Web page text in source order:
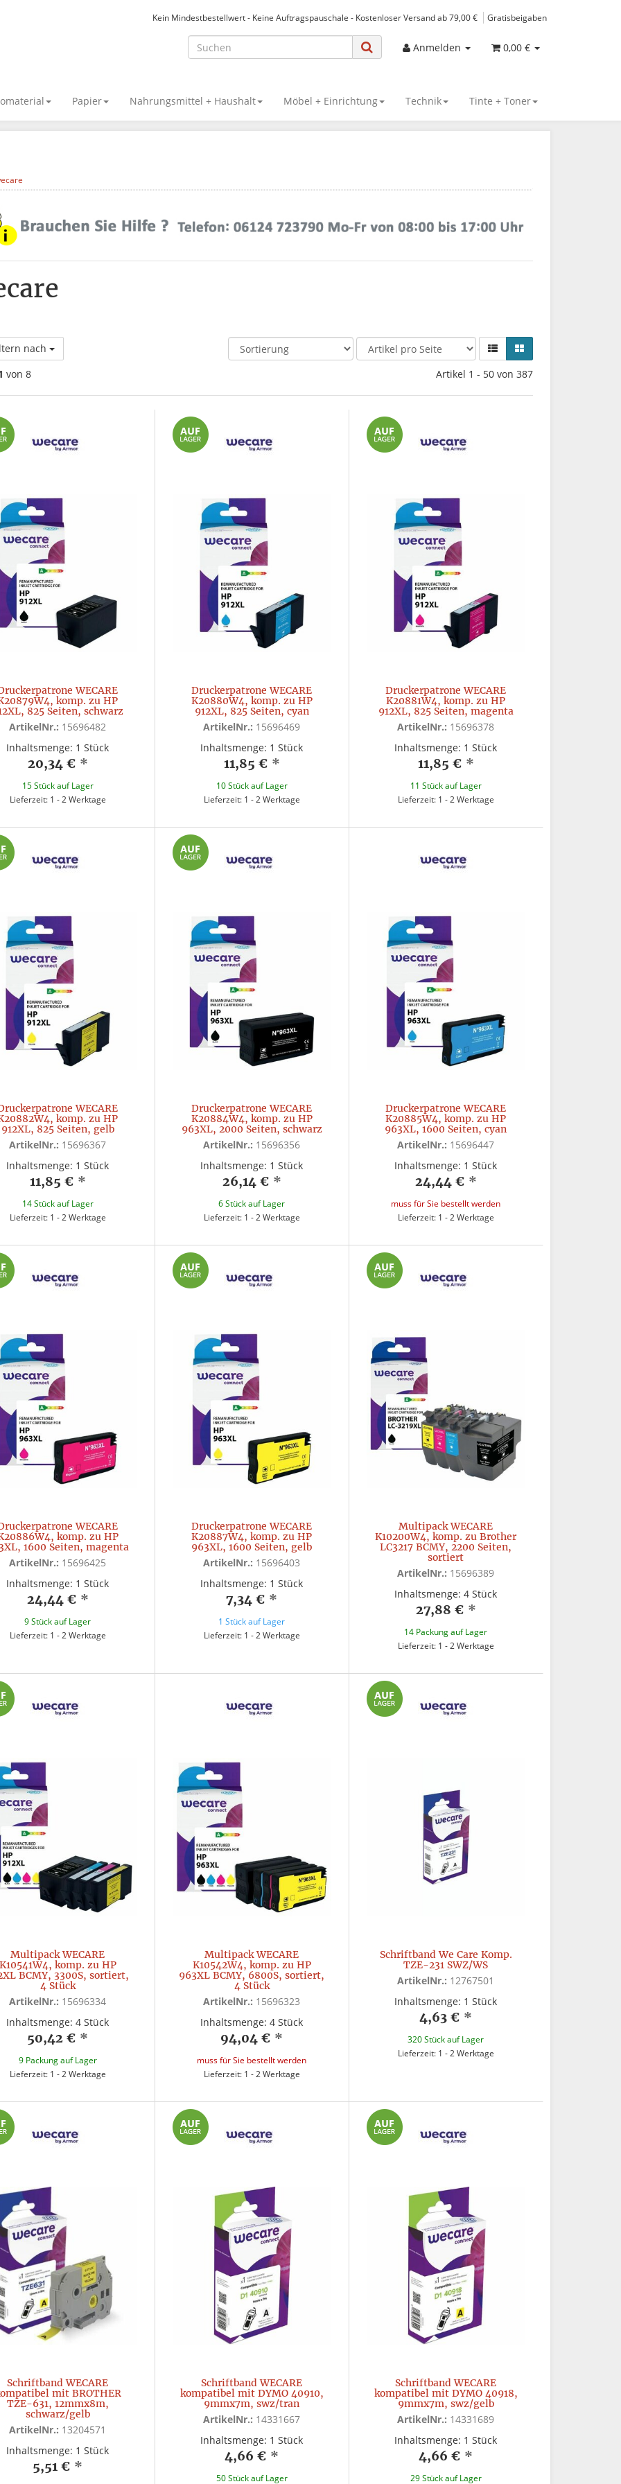
Kein Mindestbestellwert - Keine Auftragspauschale - Kostenloser Versand ab 79,00 € Gratisbeigaben
Anmelden 0,00 €
Papier Nahrungsmittel + Haushalt Möbel + Einrichtung Technik Tinte + Toner
nach
von 8 Artikel 1 - 50 von 387
WECARE
komp. zu HP
825 Seiten, schwarz
ArtikelNr.: 15696482
Inhaltsmenge: 1 Stück
20,34 € *
15 Stück auf Lager
Lieferzeit: 1 - 2 Werktage
Druckerpatrone WECARE
K20880W4, komp. zu HP
912XL, 825 Seiten, cyan
ArtikelNr.: 15696469
Inhaltsmenge: 1 Stück
11,85 € *
10 Stück auf Lager
Lieferzeit: 1 - 2 Werktage
Druckerpatrone WECARE
K20881W4, komp. zu HP
912XL, 825 Seiten, magenta
ArtikelNr.: 15696378
Inhaltsmenge: 1 Stück
11,85 € *
11 Stück auf Lager
Lieferzeit: 1 - 2 Werktage
WECARE
komp. zu HP
912XL, 825 Seiten, gelb
ArtikelNr.: 15696367
Inhaltsmenge: 1 Stück
11,85 € *
14 Stück auf Lager
Lieferzeit: 1 - 2 Werktage
Druckerpatrone WECARE
K20884W4, komp. zu HP
963XL, 2000 Seiten, schwarz
ArtikelNr.: 15696356
Inhaltsmenge: 1 Stück
26,14 € *
6 Stück auf Lager
Lieferzeit: 1 - 2 Werktage
Druckerpatrone WECARE
K20885W4, komp. zu HP
963XL, 1600 Seiten, cyan
ArtikelNr.: 15696447
Inhaltsmenge: 1 Stück
24,44 € *
muss für Sie bestellt werden
Lieferzeit: 1 - 2 Werktage
WECARE
komp. zu HP
1600 Seiten, magenta
ArtikelNr.: 15696425
Inhaltsmenge: 1 Stück
24,44 € *
9 Stück auf Lager
Lieferzeit: 1 - 2 Werktage
Druckerpatrone WECARE
K20887W4, komp. zu HP
963XL, 1600 Seiten, gelb
ArtikelNr.: 15696403
Inhaltsmenge: 1 Stück
7,34 € *
1 Stück auf Lager
Lieferzeit: 1 - 2 Werktage
Multipack WECARE
K10200W4, komp. zu Brother
LC3217 BCMY, 2200 Seiten,
sortiert
ArtikelNr.: 15696389
Inhaltsmenge: 4 Stück
27,88 € *
14 Packung auf Lager
Lieferzeit: 1 - 2 Werktage
Multipack WECARE
komp. zu HP
BCMY, 3300S, sortiert,
4 Stück
ArtikelNr.: 15696334
Inhaltsmenge: 4 Stück
50,42 € *
9 Packung auf Lager
Lieferzeit: 1 - 2 Werktage
Multipack WECARE
K10542W4, komp. zu HP
963XL BCMY, 6800S, sortiert,
4 Stück
ArtikelNr.: 15696323
Inhaltsmenge: 4 Stück
94,04 € *
muss für Sie bestellt werden
Lieferzeit: 1 - 2 Werktage
Schriftband We Care Komp.
TZE-231 SWZ/WS
ArtikelNr.: 12767501
Inhaltsmenge: 1 Stück
4,63 € *
320 Stück auf Lager
Lieferzeit: 1 - 2 Werktage
Schriftband WECARE
mit BROTHER
TZE-631, 12mmx8m,
schwarz/gelb
ArtikelNr.: 13204571
Inhaltsmenge: 1 Stück
5,51 € *
Schriftband WECARE
kompatibel mit DYMO 40910,
9mmx7m, swz/tran
ArtikelNr.: 14331667
Inhaltsmenge: 1 Stück
4,66 € *
50 Stück auf Lager
Schriftband WECARE
kompatibel mit DYMO 40918,
9mmx7m, swz/gelb
ArtikelNr.: 14331689
Inhaltsmenge: 1 Stück
4,66 € *
29 Stück auf Lager